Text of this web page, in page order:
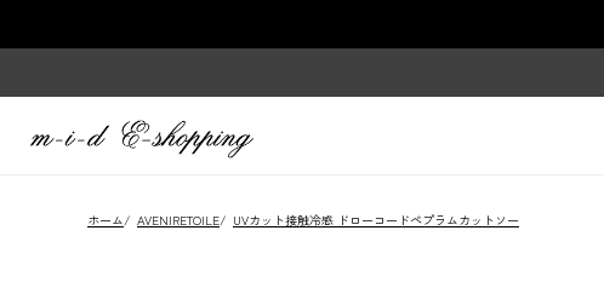
ホーム/ AVENIRETOILE/ UVカット接触冷感 ドローコードペプラムカットソー